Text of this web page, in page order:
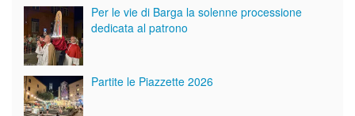
Per le vie di Barga la solenne processione
dedicata al patrono
Partite le Piazzette 2026